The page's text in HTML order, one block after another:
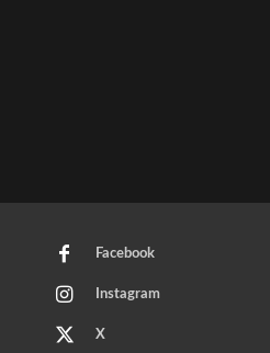
Facebook
Instagram
X